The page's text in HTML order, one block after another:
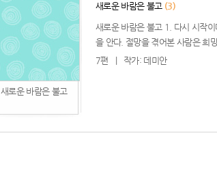
새로운 바람은 불고
새로운 바람은 불고 (3)
새로운 바람은 불고 1. 다시 시작
을 안다. 절망을 겪어본 사람은 희
7편
작가: 데미안